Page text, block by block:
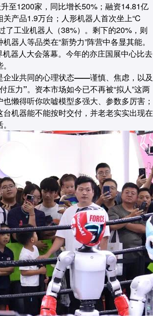
至1200家，同比增长50%；融资14.81亿
产品1.9万台；人形机器人首次坐上“C
了工业机器人（38%）。剩下的20%，则
器人等品类在“新势力”阵营中各显其能。
器人大会落幕。今年的亦庄国展中心比去
企业共同的心理状态——谨慎、焦虑，以及
压力”。 资本市场如今已不再被“拟人”这两
懒得听你吹嘘模型多强大、参数多厉害；
机器能不能按时交付，并老老实实出现在